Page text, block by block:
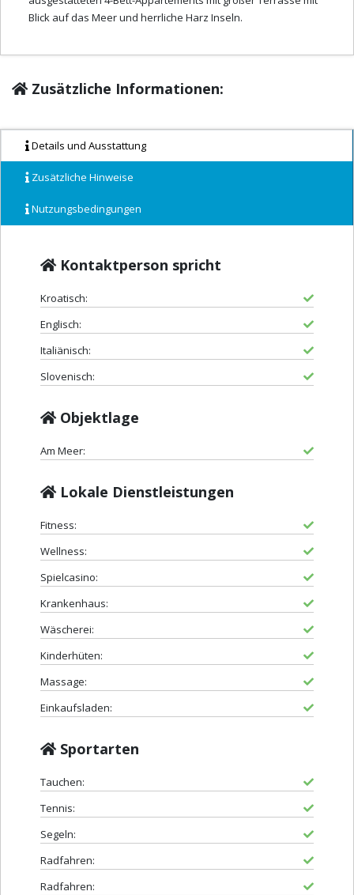
Blick auf das Meer und herrliche Harz Inseln.
Zusätzliche Informationen:
Details und Ausstattung
Zusätzliche Hinweise
Nutzungsbedingungen
Kontaktperson spricht
Kroatisch:
Englisch:
Italiänisch:
Slovenisch:
Objektlage
Am Meer:
Lokale Dienstleistungen
Fitness:
Wellness:
Spielcasino:
Krankenhaus:
Wäscherei:
Kinderhüten:
Massage:
Einkaufsladen:
Sportarten
Tauchen:
Tennis:
Segeln:
Radfahren:
Radfahren: